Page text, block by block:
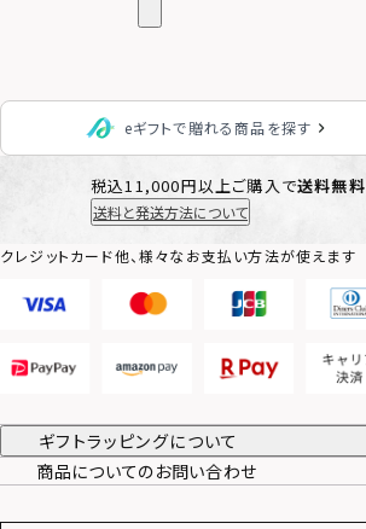
eギフトで贈れる商品を探す
税込11,000円以上ご購入で送料無料
送料と発送方法について
クレジットカード他、様々なお支払い方法が使えます
ギフトラッピングについて
商品についてのお問い合わせ